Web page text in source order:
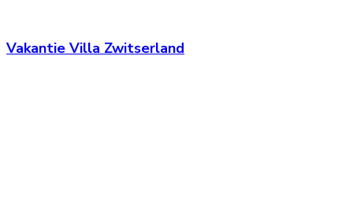
Vakantie Villa Zwitserland